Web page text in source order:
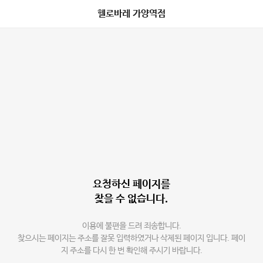
헬로바레 가양역점
요청하신 페이지를
찾을 수 없습니다.
이용에 불편을 드려 죄송합니다.
찾으시는 페이지는 주소를 잘못 입력하였거나 삭제된 페이지 입니다. 페이
지 주소를 다시 한 번 확인해 주시기 바랍니다.